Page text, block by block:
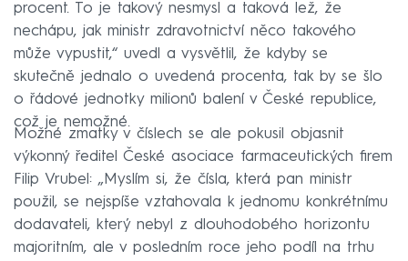
procent. To je takový nesmysl a taková lež, že
nechápu, jak ministr zdravotnictví něco takového
může vypustit,“ uvedl a vysvětlil, že kdyby se
skutečně jednalo o uvedená procenta, tak by se šlo
o řádové jednotky milionů balení v České republice,
což je nemožné.
Možné zmatky v číslech se ale pokusil objasnit
výkonný ředitel České asociace farmaceutických firem
Filip Vrubel: „Myslím si, že čísla, která pan ministr
použil, se nejspíše vztahovala k jednomu konkrétnímu
dodavateli, který nebyl z dlouhodobého horizontu
majoritním, ale v posledním roce jeho podíl na trhu